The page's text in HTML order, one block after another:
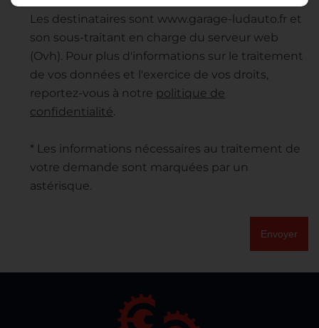
Les destinataires sont www.garage-ludauto.fr et
son sous-traitant en charge du serveur web
(Ovh). Pour plus d'informations sur le traitement
de vos données et l'exercice de vos droits,
reportez-vous à notre politique de
confidentialité.
* Les informations nécessaires au traitement de
votre demande sont marquées par un
astérisque.
Envoyer